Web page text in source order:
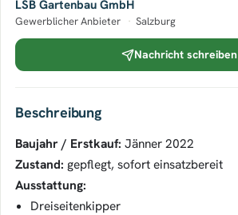
LSB Gartenbau GmbH
Gewerblicher Anbieter · Salzburg
Nachricht schreiben
Beschreibung
Baujahr / Erstkauf: Jänner 2022
Zustand: gepflegt, sofort einsatzbereit
Ausstattung:
Dreiseitenkipper